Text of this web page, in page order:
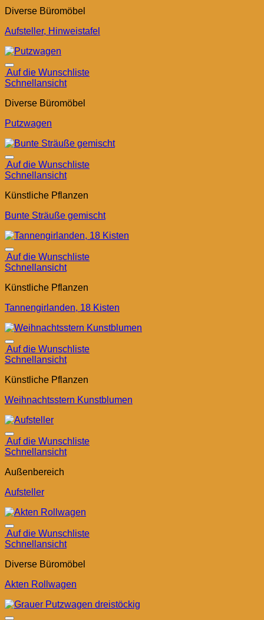
Diverse Büromöbel
Aufsteller, Hinweistafel
Auf die Wunschliste
Schnellansicht
Diverse Büromöbel
Putzwagen
Auf die Wunschliste
Schnellansicht
Künstliche Pflanzen
Bunte Sträuße gemischt
Auf die Wunschliste
Schnellansicht
Künstliche Pflanzen
Tannengirlanden, 18 Kisten
Auf die Wunschliste
Schnellansicht
Künstliche Pflanzen
Weihnachtsstern Kunstblumen
Auf die Wunschliste
Schnellansicht
Außenbereich
Aufsteller
Auf die Wunschliste
Schnellansicht
Diverse Büromöbel
Akten Rollwagen